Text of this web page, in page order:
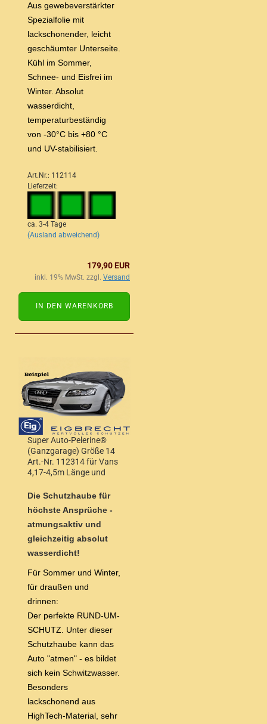
Aus gewebeverstärkter
Spezialfolie mit
lackschonender, leicht
geschäumter Unterseite.
Kühl im Sommer,
Schnee- und Eisfrei im
Winter. Absolut
wasserdicht,
temperaturbeständig
von -30°C bis +80 °C
und UV-stabilisiert.
Art.Nr.: 112114
Lieferzeit:
ca. 3-4 Tage
(Ausland abweichend)
179,90 EUR
inkl. 19% MwSt. zzgl. Versand
IN DEN WARENKORB
Super Auto-Pelerine®
(Ganzgarage) Größe 14
Art.-Nr. 112314 für Vans
4,17-4,5m Länge und
Die Schutzhaube für
höchste Ansprüche -
atmungsaktiv und
gleichzeitig absolut
wasserdicht!
Für Sommer und Winter,
für draußen und
drinnen:
Der perfekte RUND-UM-
SCHUTZ. Unter dieser
Schutzhaube kann das
Auto "atmen" - es bildet
sich kein Schwitzwasser.
Besonders
lackschonend aus
HighTech-Material, sehr